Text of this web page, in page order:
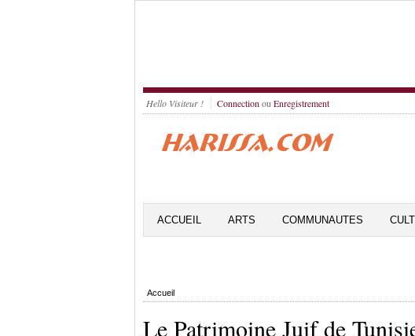
Hello Visiteur ! Connection ou Enregistrement
ACCUEIL ARTS COMMUNAUTES
Accueil
Le Patrimoine Juif de